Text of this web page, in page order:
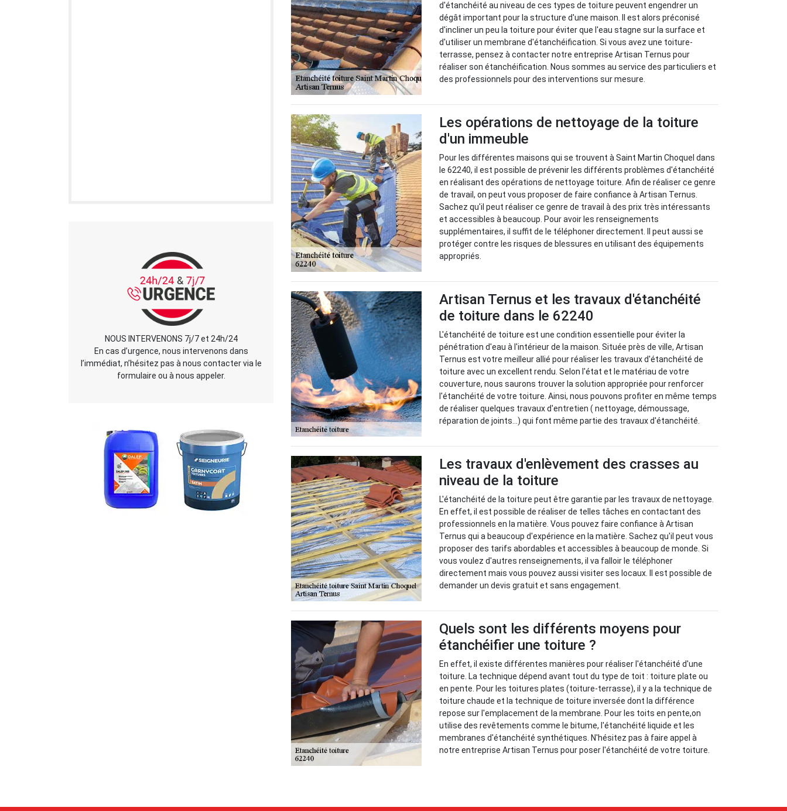
NOUS INTERVENONS 7j/7 et 24h/24
En cas d’urgence, nous intervenons dans
l’immédiat, n’hésitez pas à nous contacter via le
formulaire ou à nous appeler.
d'étanchéité au niveau de ces types de toiture peuvent engendrer un
dégât important pour la structure d'une maison. Il est alors préconisé
d'incliner un peu la toiture pour éviter que l'eau stagne sur la surface et
d'utiliser un membrane d'étanchéification. Si vous avez une toiture-
terrasse, pensez à contacter notre entreprise Artisan Ternus pour
réaliser son étanchéification. Nous sommes au service des particuliers et
des professionnels pour des interventions sur mesure.
Les opérations de nettoyage de la toiture
d'un immeuble
Pour les différentes maisons qui se trouvent à Saint Martin Choquel dans
le 62240, il est possible de prévenir les différents problèmes d'étanchéité
en réalisant des opérations de nettoyage toiture. Afin de réaliser ce genre
de travail, on peut vous proposer de faire confiance à Artisan Ternus.
Sachez qu'il peut réaliser ce genre de travail à des prix très intéressants
et accessibles à beaucoup. Pour avoir les renseignements
supplémentaires, il suffit de le téléphoner directement. Il peut aussi se
protéger contre les risques de blessures en utilisant des équipements
appropriés.
Artisan Ternus et les travaux d'étanchéité
de toiture dans le 62240
L'étanchéité de toiture est une condition essentielle pour éviter la
pénétration d'eau à l'intérieur de la maison. Située près de ville, Artisan
Ternus est votre meilleur allié pour réaliser les travaux d'étanchéité de
toiture avec un excellent rendu. Selon l'état et le matériau de votre
couverture, nous saurons trouver la solution appropriée pour renforcer
l'étanchéité de votre toiture. Ainsi, nous pouvons profiter en même temps
de réaliser quelques travaux d'entretien ( nettoyage, démoussage,
réparation de joints...) qui font même partie des travaux d'étanchéité.
Les travaux d'enlèvement des crasses au
niveau de la toiture
L'étanchéité de la toiture peut être garantie par les travaux de nettoyage.
En effet, il est possible de réaliser de telles tâches en contactant des
professionnels en la matière. Vous pouvez faire confiance à Artisan
Ternus qui a beaucoup d'expérience en la matière. Sachez qu'il peut vous
proposer des tarifs abordables et accessibles à beaucoup de monde. Si
vous voulez d'autres renseignements, il va falloir le téléphoner
directement mais vous pouvez aussi visiter ses locaux. Il est possible de
demander un devis gratuit et sans engagement.
Quels sont les différents moyens pour
étanchéifier une toiture ?
En effet, il existe différentes manières pour réaliser l'étanchéité d'une
toiture. La technique dépend avant tout du type de toit : toiture plate ou
en pente. Pour les toitures plates (toiture-terrasse), il y a la technique de
toiture chaude et la technique de toiture inversée dont la différence
repose sur l'emplacement de la membrane. Pour les toits en pente,on
utilise des revêtements comme le bitume, l'étanchéité liquide et les
membranes d'étanchéité synthétiques. N'hésitez pas à faire appel à
notre entreprise Artisan Ternus pour poser l'étanchéité de votre toiture.